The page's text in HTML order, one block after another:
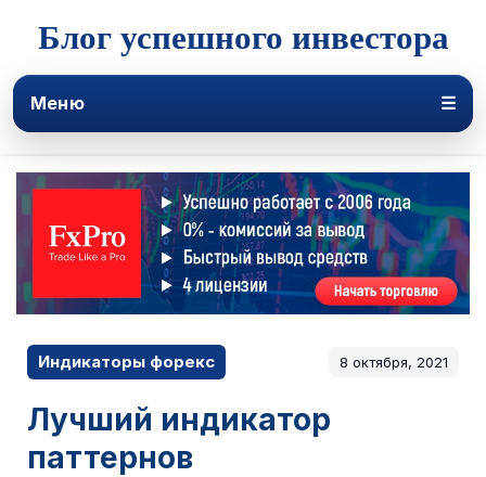
Блог успешного инвестора
Меню ☰
Индикаторы форекс 8 октября, 2021
Лучший индикатор
паттернов